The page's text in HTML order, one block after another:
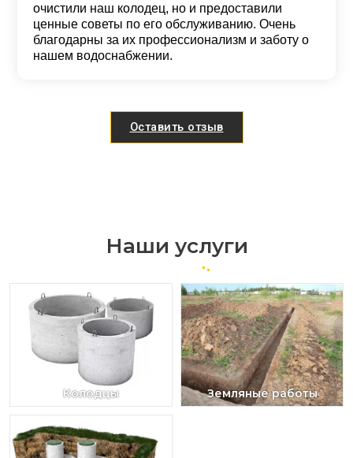
очистили наш колодец, но и предоставили
ценные советы по его обслуживанию. Очень
благодарны за их профессионализм и заботу о
нашем водоснабжении.
Оставить отзыв
Наши услуги
Колодцы Земляные работы